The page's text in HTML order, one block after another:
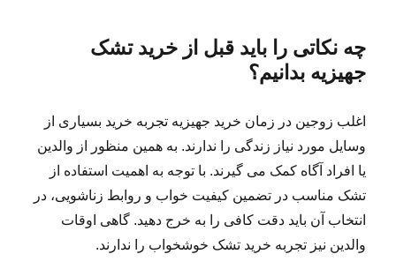
چه نکاتی را باید قبل از خرید تشک
جهیزیه بدانیم؟
اغلب زوجین در زمان خرید جهیزیه تجربه خرید بسیاری از
وسایل مورد نیاز زندگی را ندارند. به همین منظور از والدین
یا افراد آگاه کمک می گیرند. با توجه به اهمیت استفاده از
تشک مناسب در تضمین کیفیت خواب و روابط زناشویی، در
انتخاب آن باید دقت کافی را به خرج دهید. گاهی اوقات
والدین نیز تجربه خرید تشک خوشخواب را ندارند.